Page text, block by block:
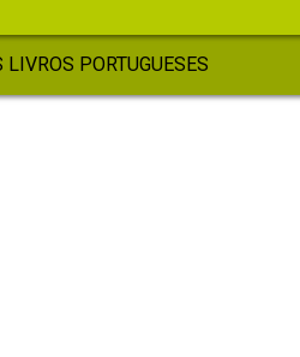
LIVROS PORTUGUESES